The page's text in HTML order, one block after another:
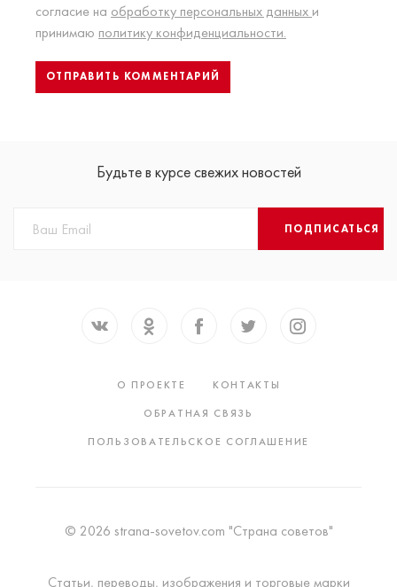
согласие на обработку персональных данных и
принимаю политику конфиденциальности.
Будьте в курсе свежих новостей
ПОДПИСАТЬСЯ
О ПРОЕКТЕ
КОНТАКТЫ
ОБРАТНАЯ СВЯЗЬ
ПОЛЬЗОВАТЕЛЬСКОЕ СОГЛАШЕНИЕ
© 2026 strana-sovetov.com "Страна советов"
Статьи, переводы, изображения и торговые марки